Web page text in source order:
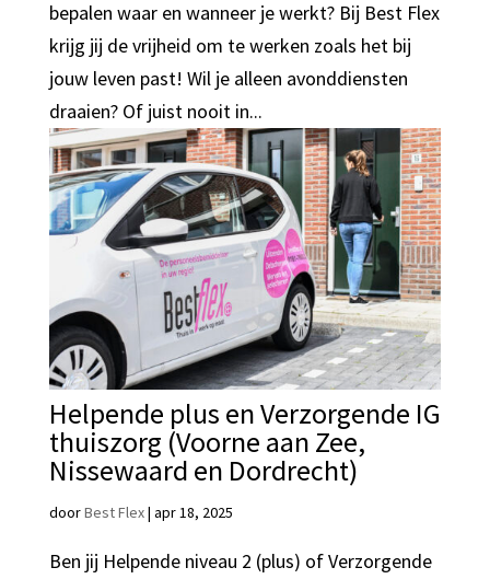
bepalen waar en wanneer je werkt? Bij Best Flex
krijg jij de vrijheid om te werken zoals het bij
jouw leven past! Wil je alleen avonddiensten
draaien? Of juist nooit in...
Helpende plus en Verzorgende IG
thuiszorg (Voorne aan Zee,
Nissewaard en Dordrecht)
doorBest Flex| apr 18, 2025
Ben jij Helpende niveau 2 (plus) of Verzorgende